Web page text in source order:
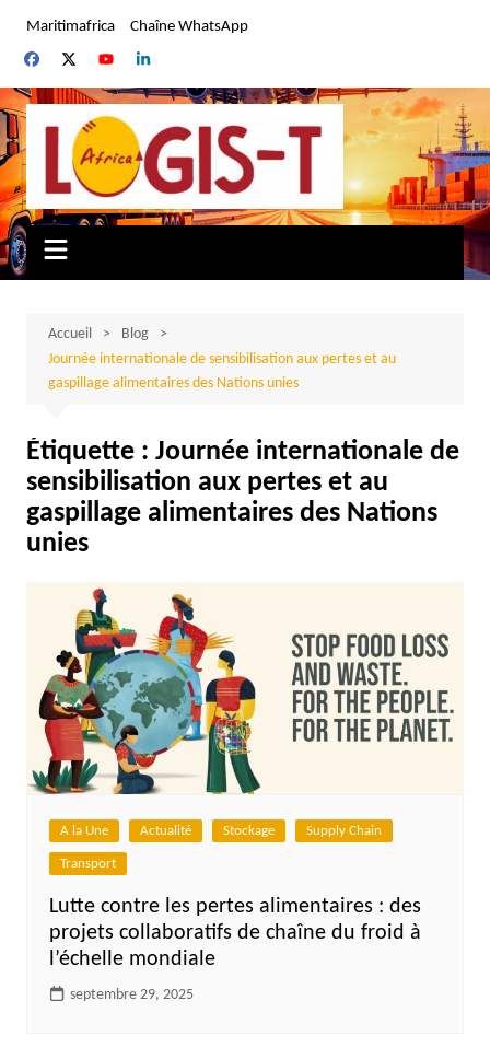
contenu
Maritimafrica Chaîne WhatsApp
Accueil
Blog
Journée internationale de sensibilisation aux pertes et au
gaspillage alimentaires des Nations unies
Étiquette : Journée internationale de
sensibilisation aux pertes et au
gaspillage alimentaires des Nations
unies
A la Une Actualité Stockage Supply Chain
Transport
Lutte contre les pertes alimentaires : des
projets collaboratifs de chaîne du froid à
l’échelle mondiale
septembre 29, 2025